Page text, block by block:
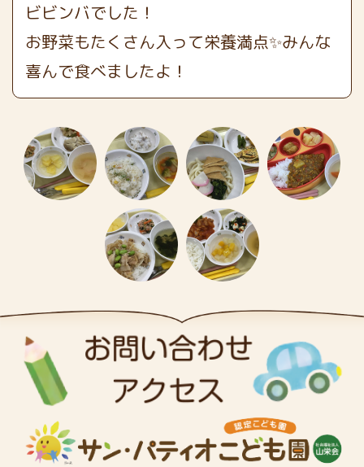
ビビンバでした！
お野菜もたくさん入って栄養満点✨みんな
喜んで食べましたよ！